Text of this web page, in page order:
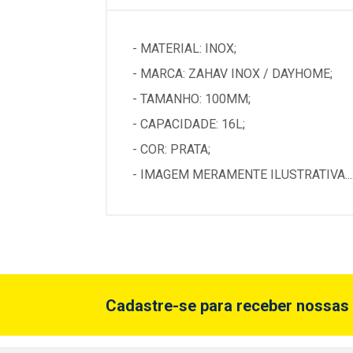
- MATERIAL: INOX;
- MARCA: ZAHAV INOX / DAYHOME;
- TAMANHO: 100MM;
- CAPACIDADE: 16L;
- COR: PRATA;
- IMAGEM MERAMENTE ILUSTRATIVA....
Cadastre-se para receber